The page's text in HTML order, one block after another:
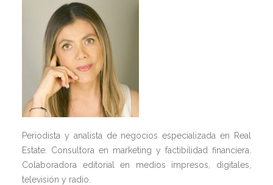
Periodista y analista de negocios especializada en Real
Estate. Consultora en marketing y factibilidad financiera.
Colaboradora editorial en medios impresos, digitales,
televisión y radio.